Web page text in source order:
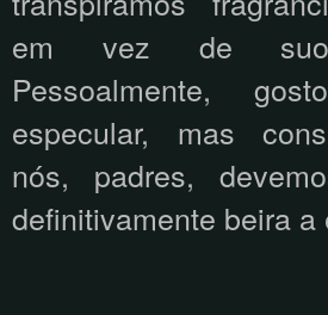
em vez de suor
Pessoalmente,
especular, mas
nós, padres,
definitivamente beira a